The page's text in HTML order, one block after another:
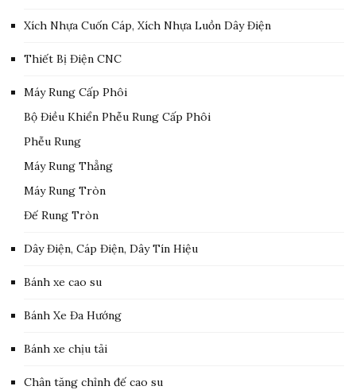
Xích Nhựa Cuốn Cáp, Xích Nhựa Luồn Dây Điện
Thiết Bị Điện CNC
Máy Rung Cấp Phôi
Bộ Điều Khiển Phễu Rung Cấp Phôi
Phễu Rung
Máy Rung Thẳng
Máy Rung Tròn
Đế Rung Tròn
Dây Điện, Cáp Điện, Dây Tín Hiệu
Bánh xe cao su
Bánh Xe Đa Hướng
Bánh xe chịu tải
Chân tăng chỉnh đế cao su